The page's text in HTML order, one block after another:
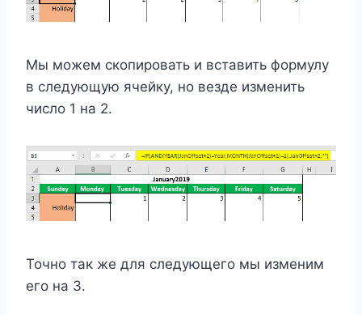
Мы можем скопировать и вставить формулу
в следующую ячейку, но везде изменить
число 1 на 2.
Точно так же для следующего мы изменим
его на 3.